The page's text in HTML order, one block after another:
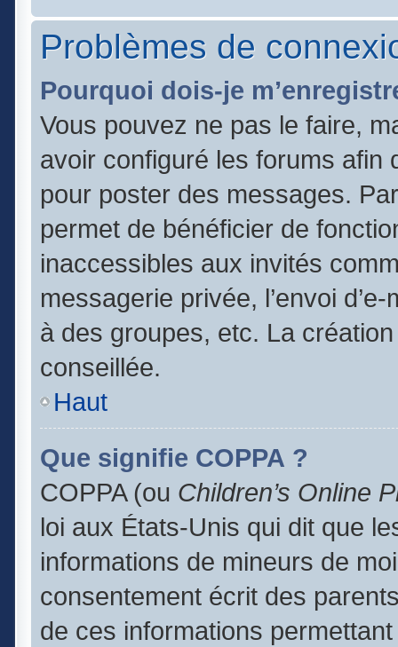
Problèmes de
Pourquoi dois-je
Vous pouvez ne pas le faire,
avoir configuré les forums afin
pour poster des messages.
permet de bénéficier de
inaccessibles aux invités
messagerie privée, l’envoi
à des groupes, etc. La
conseillée.
Haut
Que signifie COPPA ?
COPPA (ou Children’s Online
loi aux États-Unis qui dit que
informations de mineurs de
consentement écrit des
de ces informations